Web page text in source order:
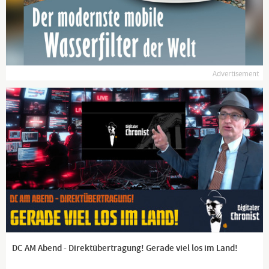
IBAN: DE76 1001 1001 2624 5985 47
BIC: NTSBDEB1XXX
https://ko-fi.com/digitalerchronist
https://buy.stripe.com/cN229tfIdb749KU288
Bitcoin: 3Mq26ouX6QZAQcyyb79hjPjFcrgENBVBec
#DigitalerChronist, #DC
#CO2istLeben, #WachAuf, #ausGEZahlt
Hintergrund: Eigenproduktion
Es handelt sich hierbei um Polit-Satire.
Falls sich irgendjemand beleidigt fühlt, bitte ich um
Entschuldigung!
Art. 5 III Satz 1 GG, Kunst- und Wissenschaftsfreiheit
Advertisement
DC AM Abend - Direktübertragung! Gerade viel los im Land!